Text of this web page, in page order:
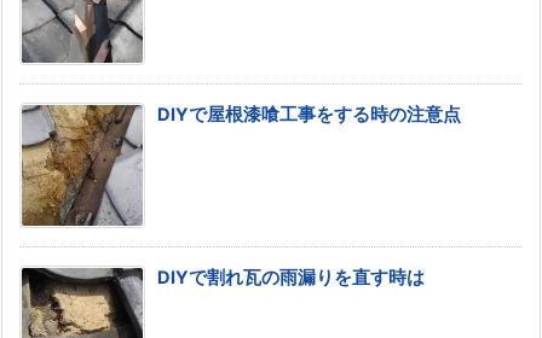
DIYで屋根漆喰工事をする時の注意点
DIYで割れ瓦の雨漏りを直す時は